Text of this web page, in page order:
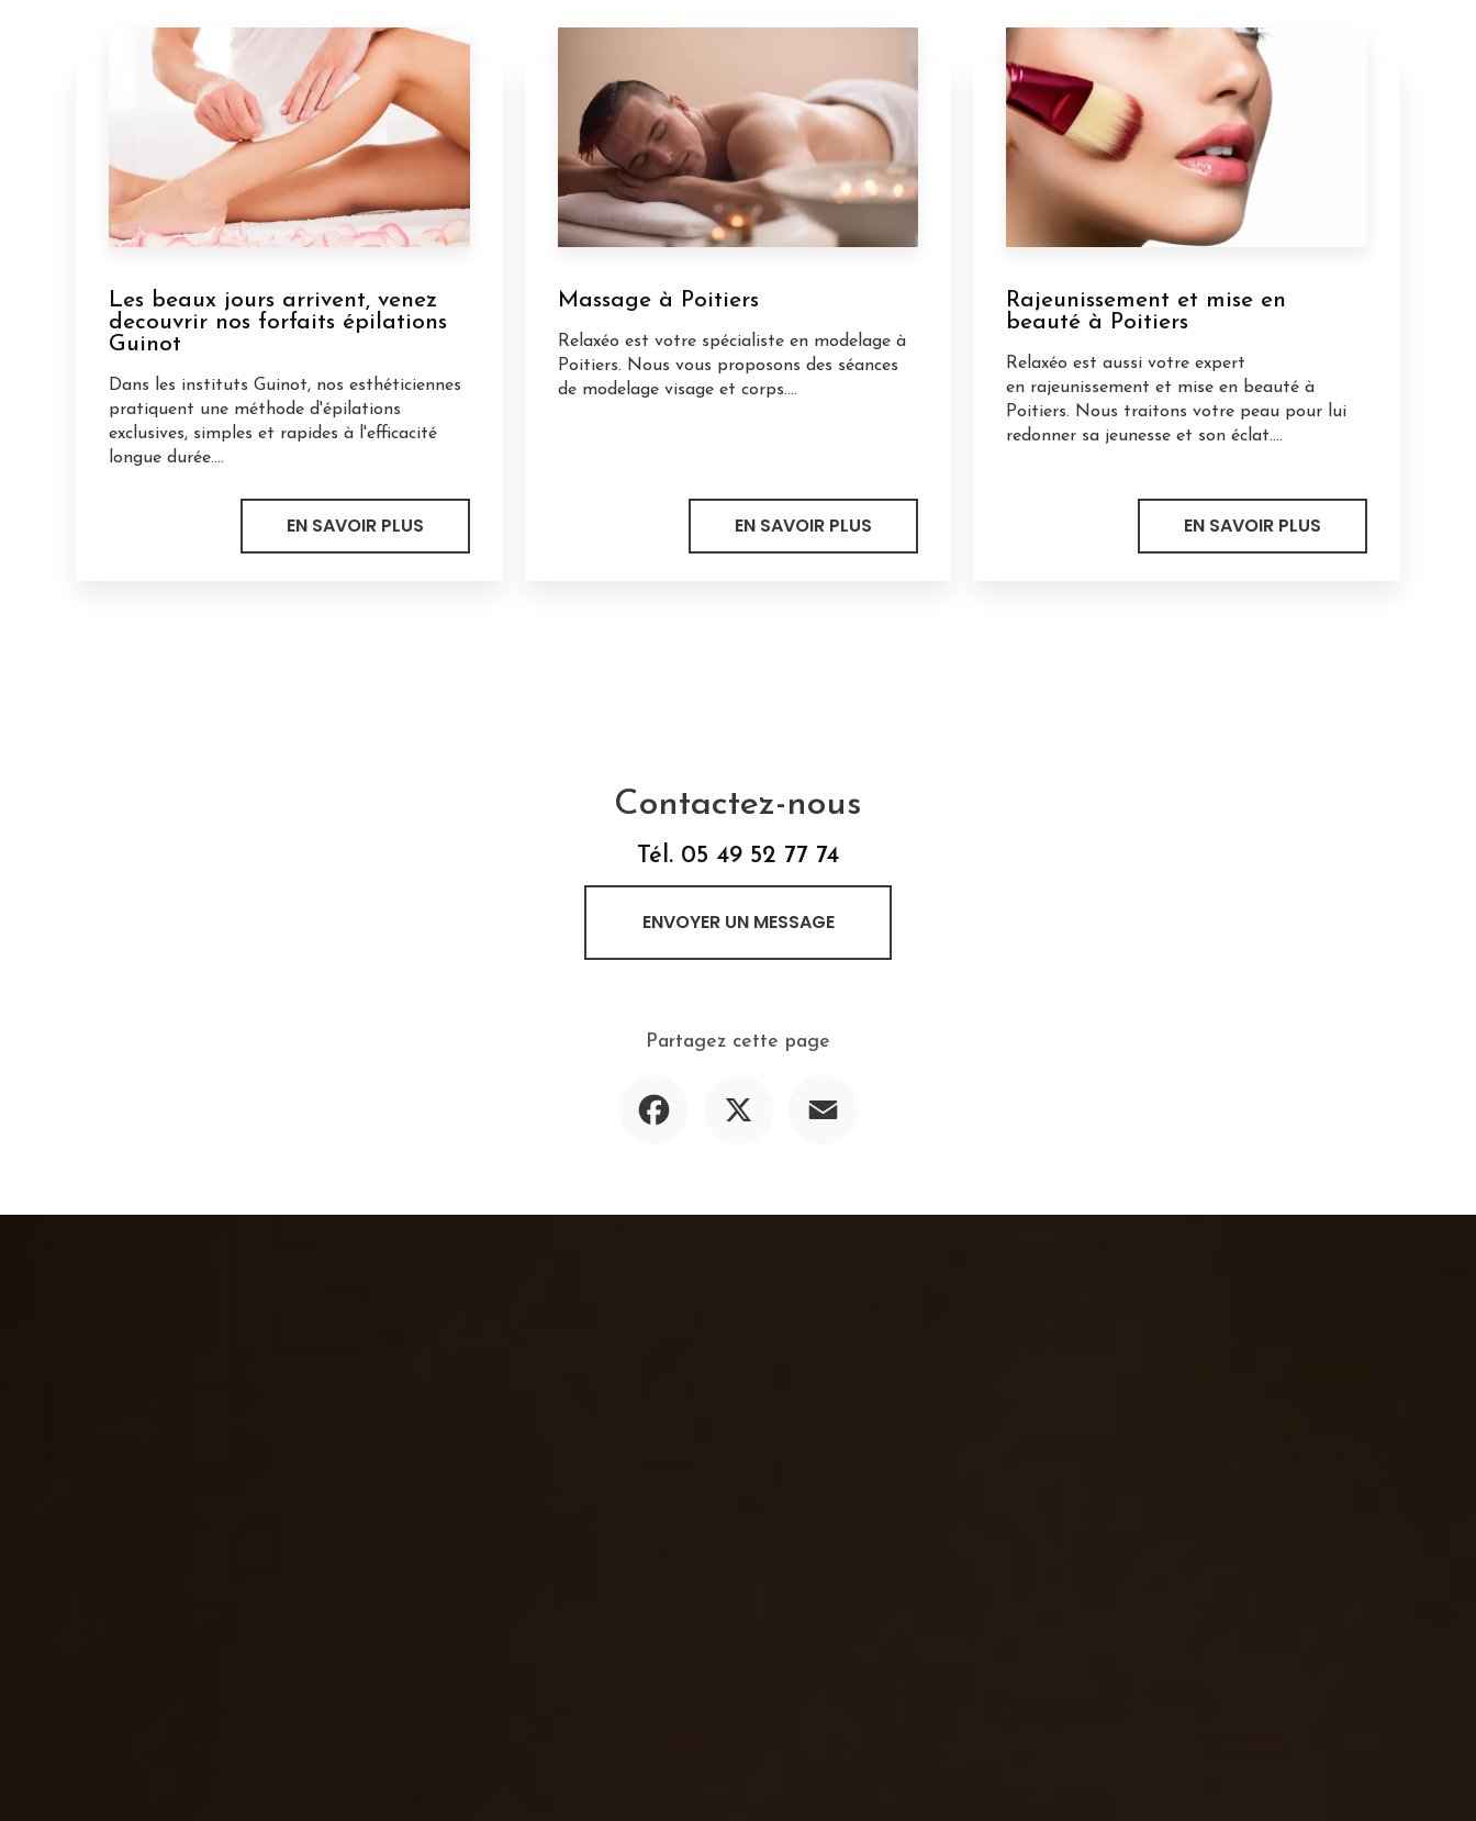
Les beaux jours arrivent, venez
decouvrir nos forfaits épilations
Guinot
Dans les instituts Guinot, nos esthéticiennes
pratiquent une méthode d'épilations
exclusives, simples et rapides à l'efficacité
longue durée....
EN SAVOIR PLUS
Massage à Poitiers
Relaxéo est votre spécialiste en modelage à
Poitiers. Nous vous proposons des séances
de modelage visage et corps....
EN SAVOIR PLUS
Rajeunissement et mise en
beauté à Poitiers
Relaxéo est aussi votre expert
en rajeunissement et mise en beauté à
Poitiers. Nous traitons votre peau pour lui
redonner sa jeunesse et son éclat....
EN SAVOIR PLUS
Contactez-nous
Tél. 05 49 52 77 74
ENVOYER UN MESSAGE
Partagez cette page